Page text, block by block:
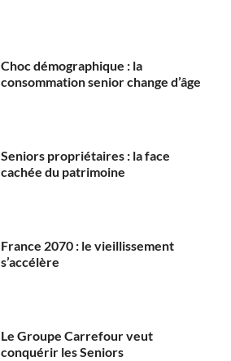
Choc démographique : la
consommation senior change d’âge
Seniors propriétaires : la face
cachée du patrimoine
France 2070 : le vieillissement
s’accélère
Le Groupe Carrefour veut
conquérir les Seniors